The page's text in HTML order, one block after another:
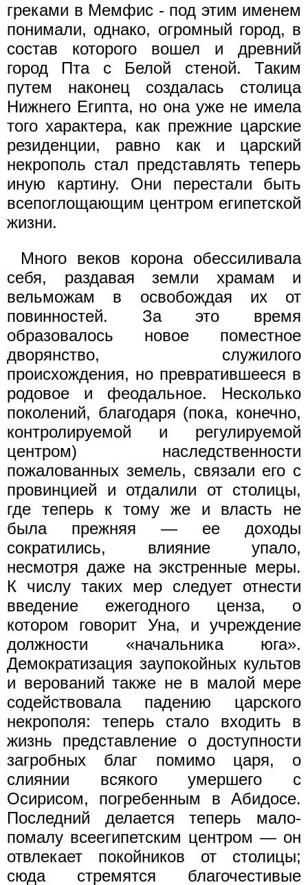
греками в Мемфис - под этим именем
понимали, однако, огромный город, в
состав которого вошел и древний
город Пта с Белой стеной. Таким
путем наконец создалась столица
Нижнего Египта, но она уже не имела
того характера, как прежние царские
резиденции, равно как и царский
некрополь стал представлять теперь
иную картину. Они перестали быть
всепоглощающим центром египетской
жизни.
Много веков корона обессиливала
себя, раздавая земли храмам и
вельможам в освобождая их от
повинностей. За это время
образовалось новое поместное
дворянство, служилого
происхождения, но превратившееся в
родовое и феодальное. Несколько
поколений, благодаря (пока, конечно,
контролируемой и регулируемой
центром) наследственности
пожалованных земель, связали его с
провинцией и отдалили от столицы,
где теперь к тому же и власть не
была прежняя — ее доходы
сократились, влияние упало,
несмотря даже на экстренные меры.
К числу таких мер следует отнести
введение ежегодного ценза, о
котором говорит Уна, и учреждение
должности «начальника юга».
Демократизация заупокойных культов
и верований также не в малой мере
содействовала падению царского
некрополя: теперь стало входить в
жизнь представление о доступности
загробных благ помимо царя, о
слиянии всякого умершего с
Осирисом, погребенным в Абидосе.
Последний делается теперь мало-
помалу всеегипетским центром — он
отвлекает покойников от столицы;
сюда стремятся благочестивые